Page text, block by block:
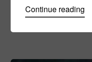
Continue reading